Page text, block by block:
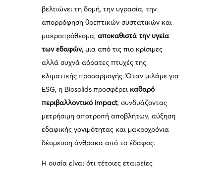
βελτιώνει τη δομή, την υγρασία, την
απορρόφηση θρεπτικών συστατικών και
μακροπρόθεσμα,αποκαθιστά την υγεία
των εδαφών, μια από τις πιο κρίσιμες
αλλά συχνά αόρατες πτυχές της
κλιματικής προσαρμογής. Όταν μιλάμε για
ESG, η Biosolids προσφέρει καθαρό
περιβαλλοντικό impact, συνδυάζοντας
μετρήσιμη αποτροπή αποβλήτων, αύξηση
εδαφικής γονιμότητας και μακροχρόνια
δέσμευση άνθρακα από το έδαφος.
Η ουσία είναι ότι τέτοιες εταιρείες